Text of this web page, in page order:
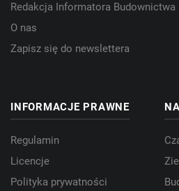
Redakcja Informatora Budownictwa
O nas
Zapisz się do newslettera
INFORMACJE PRAWNE
Regulamin
Licencje
Polityka prywatności